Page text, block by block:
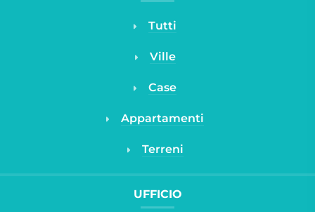
Tutti
Ville
Case
Appartamenti
Terreni
UFFICIO